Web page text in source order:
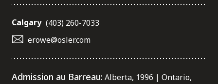
Calgary (403) 260-7033
erowe@osler.com
Admission au Barreau: Alberta, 1996 | Ontario,